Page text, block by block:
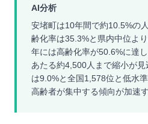
AI分析
安堵町は10年間で約10.5%の
齢化率は35.3%と県内中位よ
年には高齢化率が50.6%に達
あたる約4,500人まで縮小が
は9.0%と全国1,578位と低水
高齢者が集中する傾向が加速